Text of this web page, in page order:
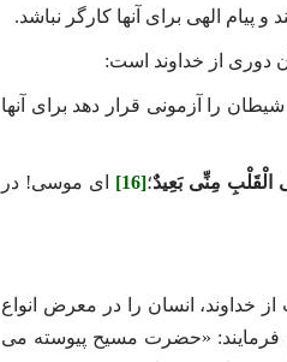
الهی برای آنها کارگر نباشد.
دوری از خداوند است:
را آزمونی قرار دهد برای آنها
الْقَلْبِ مِنِّی بَعِیدٌ؛[16]
ای موسی! در
خداوند، انسان را در معرض انواع
فرمایند: «حضرت مسیح پیوسته می